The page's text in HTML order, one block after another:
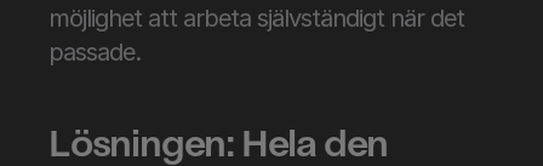
möjlighet att arbeta självständigt när det
passade.
Lösningen: Hela den